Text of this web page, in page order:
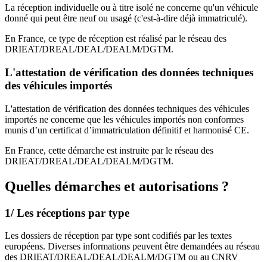
La réception individuelle ou à titre isolé ne concerne qu'un véhicule
donné qui peut être neuf ou usagé (c'est-à-dire déjà immatriculé).
En France, ce type de réception est réalisé par le réseau des
DRIEAT/DREAL/DEAL/DEALM/DGTM.
L'attestation de vérification des données techniques
des véhicules importés
L'attestation de vérification des données techniques des véhicules
importés ne concerne que les véhicules importés non conformes
munis d’un certificat d’immatriculation définitif et harmonisé CE.
En France, cette démarche est instruite par le réseau des
DRIEAT/DREAL/DEAL/DEALM/DGTM.
Quelles démarches et autorisations ?
1/ Les réceptions par type
Les dossiers de réception par type sont codifiés par les textes
européens. Diverses informations peuvent être demandées au réseau
des DRIEAT/DREAL/DEAL/DEALM/DGTM ou au CNRV